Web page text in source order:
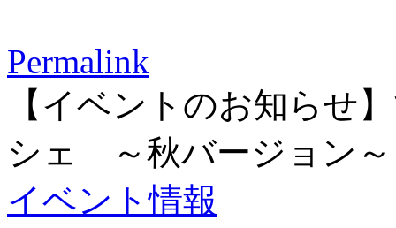
Permalink
【イベントのお知らせ
シェ ～秋バージョン～
イベント情報